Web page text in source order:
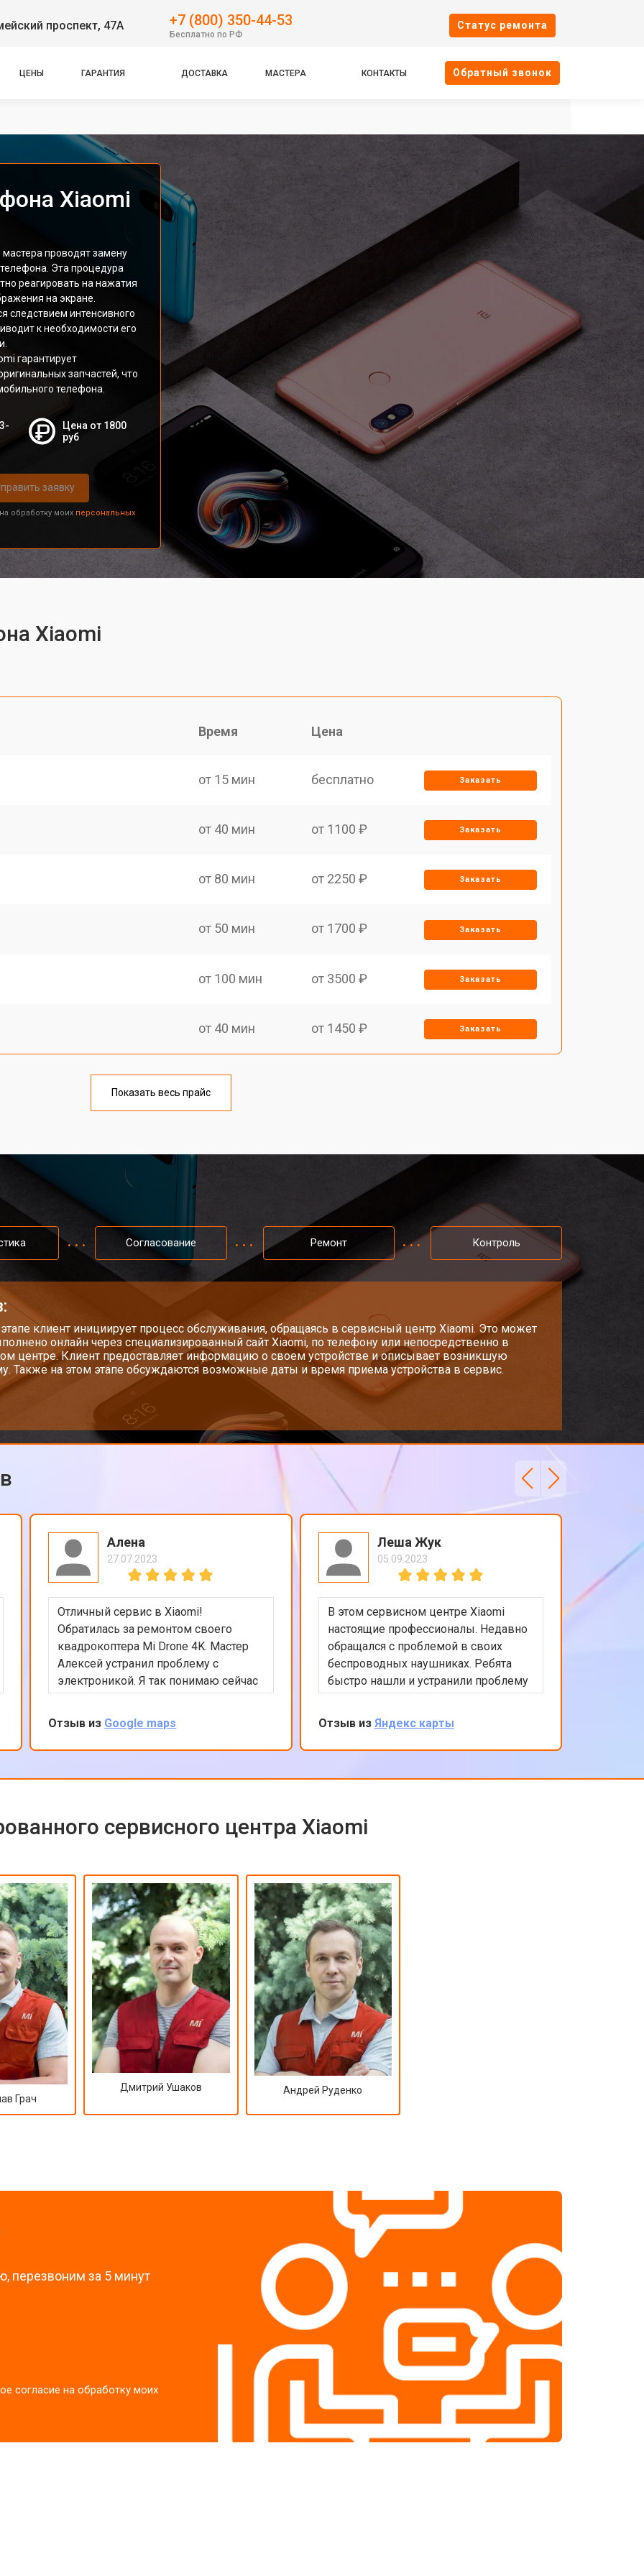
проспект, 47А +7 (800) 350-44-53
Бесплатно по РФ
Cтатус ремонта
ЦЕНЫ ГАРАНТИЯ ДОСТАВКА МАСТЕРА КОНТАКТЫ Oбратный звонок
Xiaomi
проводят замену
Эта процедура
реагировать на нажатия
на экране.
следствием интенсивного
к необходимости его
гарантирует
запчастей, что
телефона.
Цена от 1800
руб
заявку
обработку моих персональных
Xiaomi
Время Цена
от 15 мин бесплатно Заказать
от 40 мин от 1100 ₽ Заказать
от 80 мин от 2250 ₽ Заказать
от 50 мин от 1700 ₽ Заказать
от 100 мин от 3500 ₽ Заказать
от 40 мин от 1450 ₽ Заказать
от 50 мин
от 60 мин от 1400 ₽ Заказать
от 60 мин от 2700 ₽
от 60 мин от 950 ₽ Заказать
от 50 мин от 1750 ₽ Заказать
от 90 мин от 3200 ₽
от 1400 ₽
Показать весь прайс
Согласование Ремонт Контроль
клиент инициирует процесс обслуживания, обращаясь в сервисный центр Xiaomi. Это может
онлайн через специализированный сайт Xiaomi, по телефону или непосредственно в
центре. Клиент предоставляет информацию о своем устройстве и описывает возникшую
Также на этом этапе обсуждаются возможные даты и время приема устройства в сервис.
Алена
27.07.2023
Отличный сервис в Xiaomi!
Обратилась за ремонтом своего
квадрокоптера Mi Drone 4K. Мастер
Алексей устранил проблему с
электроникой. Я так понимаю сейчас
квадрокоптеры часто в сервсиы
прилетают на ремонт и цены на них
взлетели ай-ай. Вообще в сервисе
все было сделано быстро и
приемлемой с учетом нынешних цен
технику!
Отзыв из Google maps
Леша Жук
05.09.2023
В этом сервисном центре Xiaomi
настоящие профессионалы. Недавно
обращался с проблемой в своих
беспроводных наушниках. Ребята
быстро нашли и устранили проблему
с подключением. Цены адекватные,
обслуживание на высоком уровне.
Отзыв из Яндекс карты
сервисного центра Xiaomi
Грач
Дмитрий Ушаков Андрей Руденко
перезвоним за 5 минут
согласие на обработку моих